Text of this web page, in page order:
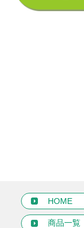
HOME
商品一覧